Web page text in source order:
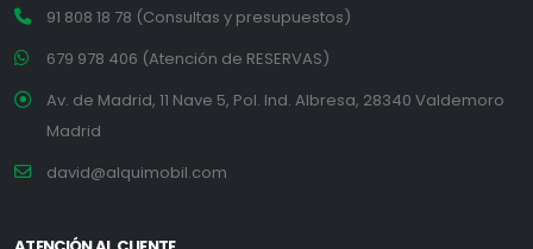
91 808 18 78 (Consultas y presupuestos)
679 978 406 (Atención de RESERVAS)
Av. de Madrid, 11 Nave 5, Pol. Ind. Albresa, 28340 Valdemoro
Madrid
david@alquimobil.com